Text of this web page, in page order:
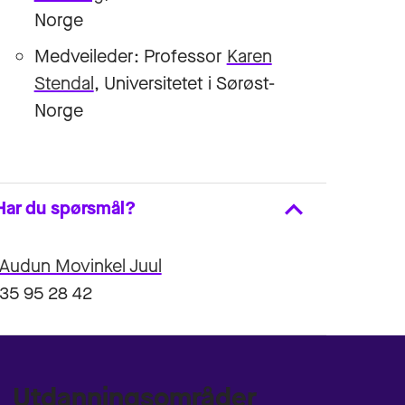
Norge
Medveileder: Professor Karen
Stendal, Universitetet i Sørøst-
Norge
du spørsmål?
Audun Movinkel Juul
35 95 28 42
Utdanningsområder